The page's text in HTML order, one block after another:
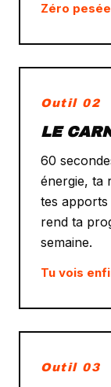
Zéro
Outil 02
LE
60
énergie, ta
tes apports
rend ta
semaine.
Tu vois
Outil 03